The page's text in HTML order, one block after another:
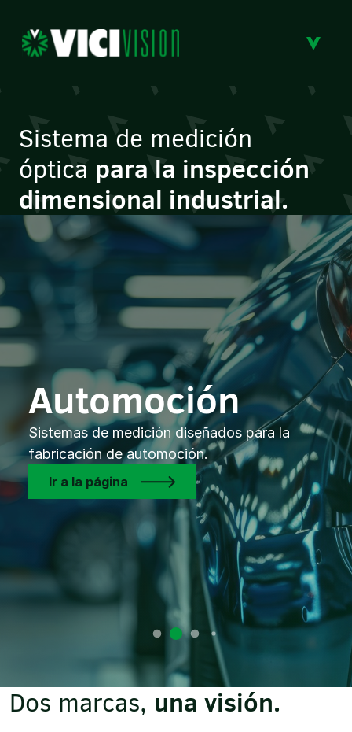
Sistema de medición
óptica para la inspección
dimensional industrial.
Automoción
Sistemas de medición diseñados para la
fabricación de automoción.
Ir a la página
Dos marcas, una visión.